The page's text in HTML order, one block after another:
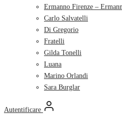
Ermanno Firenze –
Carlo Salvatelli
Di Gregorio
Fratelli
Gilda Tonelli
Luana
Marino Orlandi
Sara Burglar
Autentificare